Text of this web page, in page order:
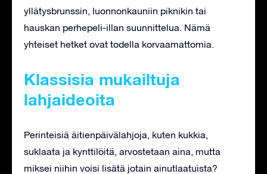
yllätysbrunssin, luonnonkauniin piknikin tai
hauskan perhepeli-illan suunnittelua. Nämä
yhteiset hetket ovat todella korvaamattomia.
Klassisia mukailtuja
lahjaideoita
Perinteisiä äitienpäivälahjoja, kuten kukkia,
suklaata ja kynttilöitä, arvostetaan aina, mutta
miksei niihin voisi lisätä jotain ainutlaatuista?